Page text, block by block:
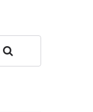
Rechercher